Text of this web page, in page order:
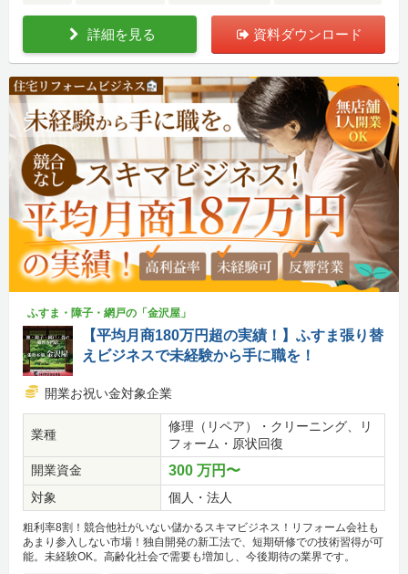
詳細を見る 資料ダウンロード
ふすま・障子・網戸の「金沢屋」
【平均月商180万円超の実績！】ふすま張り替
えビジネスで未経験から手に職を！
開業お祝い金対象企業
業種
修理（リペア）・クリーニング、リ
フォーム・原状回復
開業資金
300 万円〜
対象 個人・法人
粗利率8割！競合他社がいない儲かるスキマビジネス！リフォーム会社も
あまり参入しない市場！独自開発の新工法で、短期研修での技術習得が可
能。未経験OK。高齢化社会で需要も増加し、今後期待の業界です。